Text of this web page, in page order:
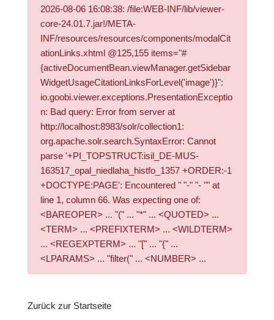
2026-08-06 16:08:38: /file:WEB-INF/lib/viewer-
core-24.01.7.jar!/META-
INF/resources/resources/components/modalCit
ationLinks.xhtml @125,155 items="#
{activeDocumentBean.viewManager.getSidebar
WidgetUsageCitationLinksForLevel('image')}":
io.goobi.viewer.exceptions.PresentationExceptio
n: Bad query: Error from server at
http://localhost:8983/solr/collection1:
org.apache.solr.search.SyntaxError: Cannot
parse '+PI_TOPSTRUCT:isil_DE-MUS-
163517_opal_niedlaha_histfo_1357 +ORDER:-1
+DOCTYPE:PAGE': Encountered " "-" "- "" at
line 1, column 66. Was expecting one of:
<BAREOPER> ... "(" ... "*" ... <QUOTED> ...
<TERM> ... <PREFIXTERM> ... <WILDTERM>
... <REGEXPTERM> ... "[" ... "{" ...
<LPARAMS> ... "filter(" ... <NUMBER> ...
Zurück zur Startseite